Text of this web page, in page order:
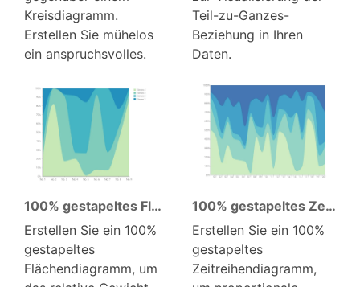
Kreisdiagramm.
Erstellen Sie mühelos
ein anspruchsvolles.
Teil-zu-Ganzes-
Beziehung in Ihren
Daten.
100% gestapeltes Flächen­diagramm
Erstellen Sie ein 100%
gestapeltes
Flächendiagramm, um
100% gestapeltes Zeitreihen­diagramm
Erstellen Sie ein 100%
gestapeltes
Zeitreihendiagramm,